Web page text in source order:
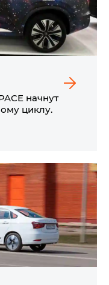
начнут
циклу.